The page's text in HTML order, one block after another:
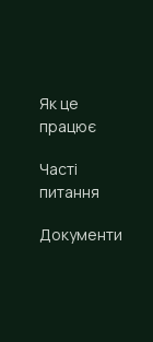
Як це
працює
Часті
питання
Документи